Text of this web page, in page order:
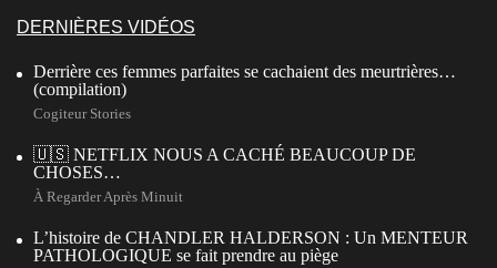
DERNIÈRES VIDÉOS
Derrière ces femmes parfaites se cachaient des meurtrières…
(compilation)
Cogiteur Stories
🇺🇸 NETFLIX NOUS A CACHÉ BEAUCOUP DE
CHOSES…
À Regarder Après Minuit
L’histoire de CHANDLER HALDERSON : Un MENTEUR
PATHOLOGIQUE se fait prendre au piège